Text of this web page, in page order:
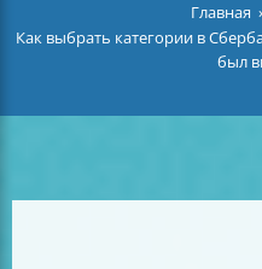
Главная
Как выбрать категории в
был